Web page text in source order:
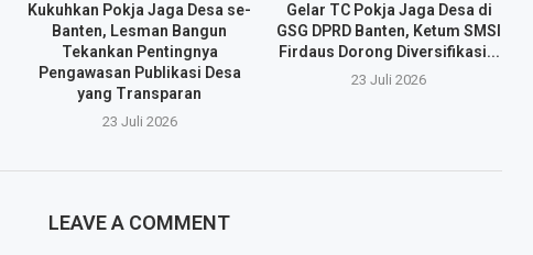
Kukuhkan Pokja Jaga Desa se-
Banten, Lesman Bangun
Tekankan Pentingnya
Pengawasan Publikasi Desa
yang Transparan
23 Juli 2026
Gelar TC Pokja Jaga Desa di
GSG DPRD Banten, Ketum SMSI
Firdaus Dorong Diversifikasi...
23 Juli 2026
LEAVE A COMMENT